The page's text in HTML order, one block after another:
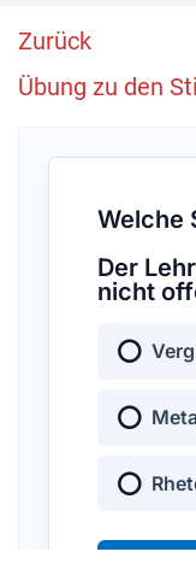
Zurück
Übung zu den